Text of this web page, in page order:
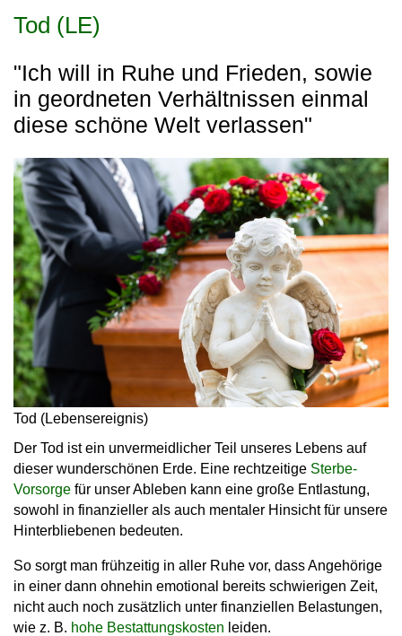
Tod (LE)
"Ich will in Ruhe und Frieden, sowie
in geordneten Verhältnissen einmal
diese schöne Welt verlassen"
Tod (Lebensereignis)
Der Tod ist ein unvermeidlicher Teil unseres Lebens auf
dieser wunderschönen Erde. Eine rechtzeitige Sterbe-
Vorsorge für unser Ableben kann eine große Entlastung,
sowohl in finanzieller als auch mentaler Hinsicht für unsere
Hinterbliebenen bedeuten.
So sorgt man frühzeitig in aller Ruhe vor, dass Angehörige
in einer dann ohnehin emotional bereits schwierigen Zeit,
nicht auch noch zusätzlich unter finanziellen Belastungen,
wie z. B. hohe Bestattungskosten leiden.